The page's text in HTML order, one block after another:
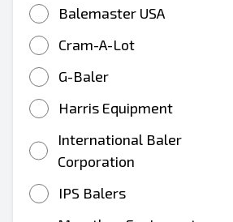
Balemaster USA
Cram-A-Lot
G-Baler
Harris Equipment
International Baler
Corporation
IPS Balers